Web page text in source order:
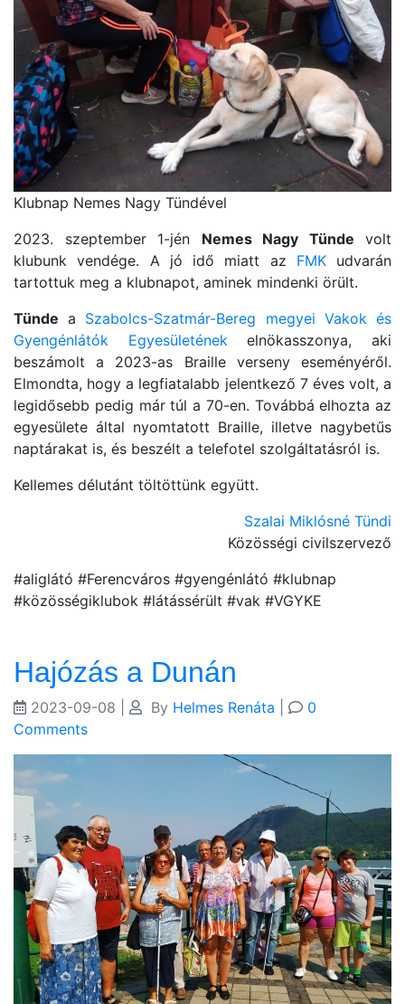
Klubnap Nemes Nagy Tündével
2023. szeptember 1-jén Nemes Nagy Tünde volt
klubunk vendége. A jó idő miatt az FMKudvarán
tartottuk meg a klubnapot, aminek mindenki örült.
Tünde a Szabolcs-Szatmár-Bereg megyei Vakok és
Gyengénlátók Egyesületének elnökasszonya, aki
beszámolt a 2023-as Braille verseny eseményéről.
Elmondta, hogy a legfiatalabb jelentkező 7 éves volt, a
legidősebb pedig már túl a 70-en. Továbbá elhozta az
egyesülete által nyomtatott Braille, illetve nagybetűs
naptárakat is, és beszélt a telefotel szolgáltatásról is.
Kellemes délutánt töltöttünk együtt.
Szalai Miklósné Tündi
Közösségi civilszervező
#aliglátó #Ferencváros #gyengénlátó #klubnap
#közösségiklubok #látássérült #vak #VGYKE
Hajózás a Dunán
2023-09-08 By Helmes Renáta
0
Comments